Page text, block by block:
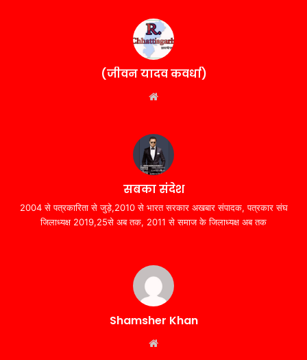
(जीवन यादव कवर्धा)
सबका संदेश
2004 से पत्रकारिता से जुड़े,2010 से भारत सरकार अखबार संपादक, पत्रकार संघ
जिलाध्यक्ष 2019,25से अब तक, 2011 से समाज के जिलाध्यक्ष अब तक
Shamsher Khan